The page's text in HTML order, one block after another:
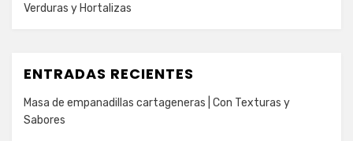
Verduras y Hortalizas
ENTRADAS RECIENTES
Masa de empanadillas cartageneras | Con Texturas y
Sabores